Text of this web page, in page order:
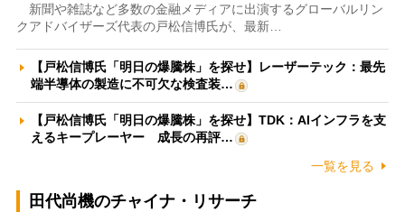
新聞や雑誌など多数の金融メディアに出演するグローバルリン
クアドバイザーズ代表の戸松信博氏が、最新…
【戸松信博氏「明日の爆騰株」を探せ】レーザーテック：最先
端半導体の製造に不可欠な検査装…
【戸松信博氏「明日の爆騰株」を探せ】TDK：AIインフラを支
えるキープレーヤー 成長の再評…
一覧を見る
田代尚機のチャイナ・リサーチ